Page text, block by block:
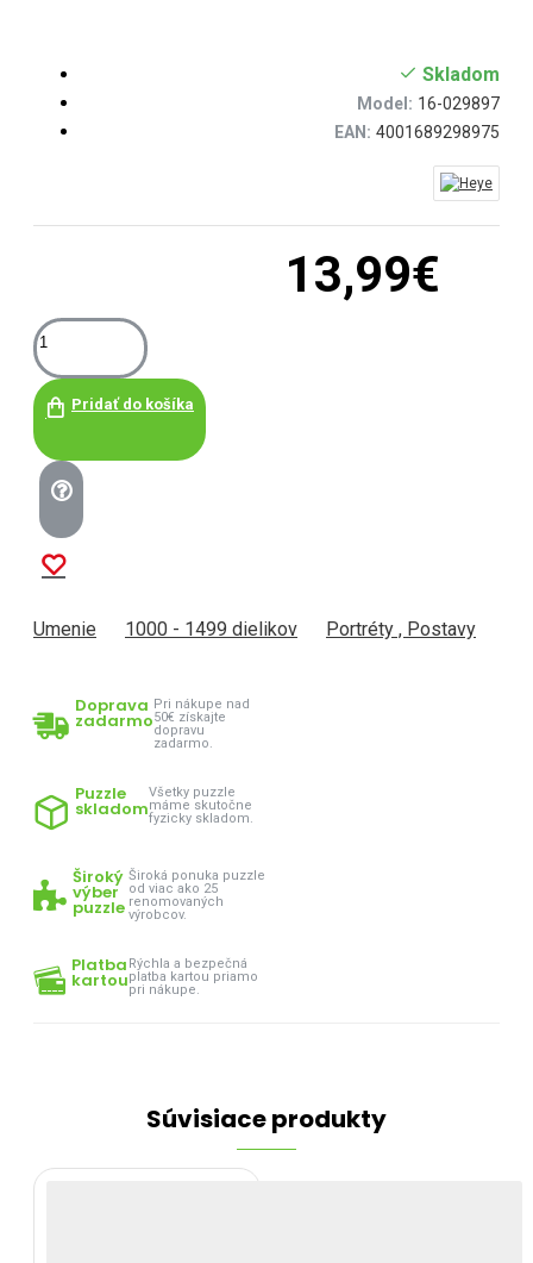
13,99€
Skladom
Model: 16-029897
EAN: 4001689298975
Pridať do košíka
Umenie 1000 - 1499 dielikov Portréty , Postavy
Doprava
zadarmo
Pri nákupe nad
50€ získajte
dopravu
zadarmo.
Puzzle
skladom
Všetky puzzle
máme skutočne
fyzicky skladom.
Široký
výber
puzzle
Široká ponuka puzzle
od viac ako 25
renomovaných
výrobcov.
Platba
kartou
Rýchla a bezpečná
platba kartou priamo
pri nákupe.
Súvisiace produkty